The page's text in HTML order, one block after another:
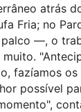
atrás
Fria; no
—, o
fazíamos
possível